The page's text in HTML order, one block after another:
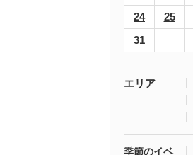
24
25
31
エリア
季節のイベ